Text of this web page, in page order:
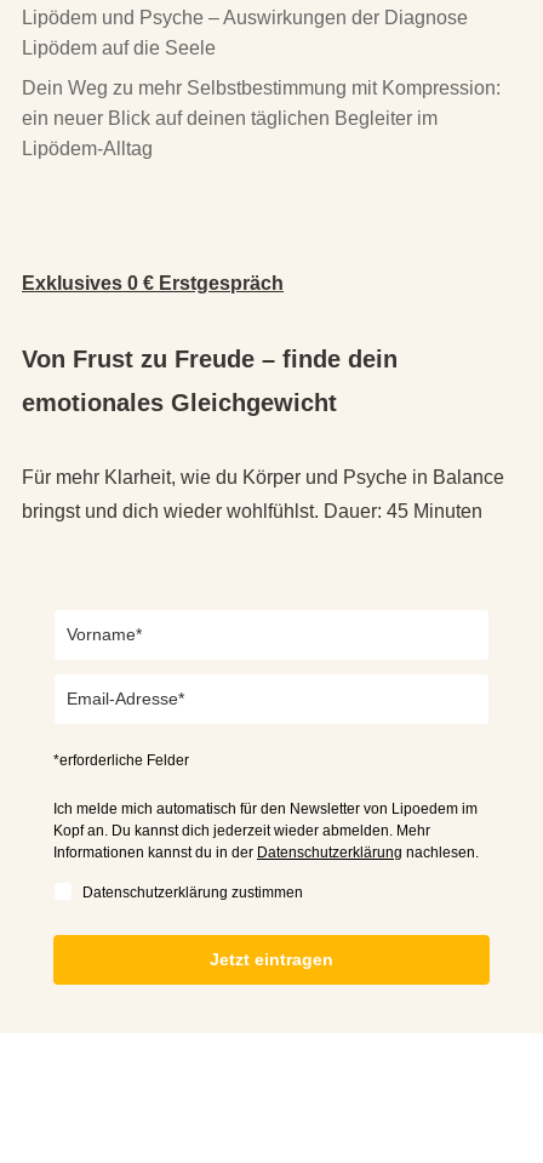
Lipödem und Psyche – Auswirkungen der Diagnose
Lipödem auf die Seele
Dein Weg zu mehr Selbstbestimmung mit Kompression:
ein neuer Blick auf deinen täglichen Begleiter im
Lipödem-Alltag
Exklusives 0 € Erstgespräch
Von Frust zu Freude – finde dein
emotionales Gleichgewicht
Für mehr Klarheit, wie du Körper und Psyche in Balance
bringst und dich wieder wohlfühlst. Dauer: 45 Minuten
*erforderliche Felder
Ich melde mich automatisch für den Newsletter von Lipoedem im
Kopf an. Du kannst dich jederzeit wieder abmelden. Mehr
Informationen kannst du in der Datenschutzerklärung nachlesen.
Datenschutzerklärung zustimmen
Jetzt eintragen